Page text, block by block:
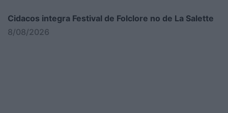
Cidacos integra Festival de Folclore no de La Salette
8/08/2026